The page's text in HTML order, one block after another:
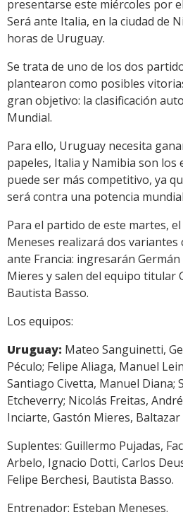
presentarse este miércoles por
Será ante Italia, en la ciudad de
horas de Uruguay.
Se trata de uno de los dos
plantearon como posibles
gran objetivo: la clasificación
Mundial.
Para ello, Uruguay necesita
papeles, Italia y Namibia son los
puede ser más competitivo, ya
será contra una potencia
Para el partido de este martes,
Meneses realizará dos
ante Francia: ingresarán
Mieres y salen del equipo titular
Bautista Basso.
Los equipos:
Uruguay: Mateo Sanguinetti,
Péculo; Felipe Aliaga, Manuel
Santiago Civetta, Manuel Diana;
Etcheverry; Nicolás Freitas,
Inciarte, Gastón Mieres, Baltazar
Suplentes: Guillermo Pujadas,
Arbelo, Ignacio Dotti, Carlos
Felipe Berchesi, Bautista Basso.
Entrenador: Esteban Meneses.